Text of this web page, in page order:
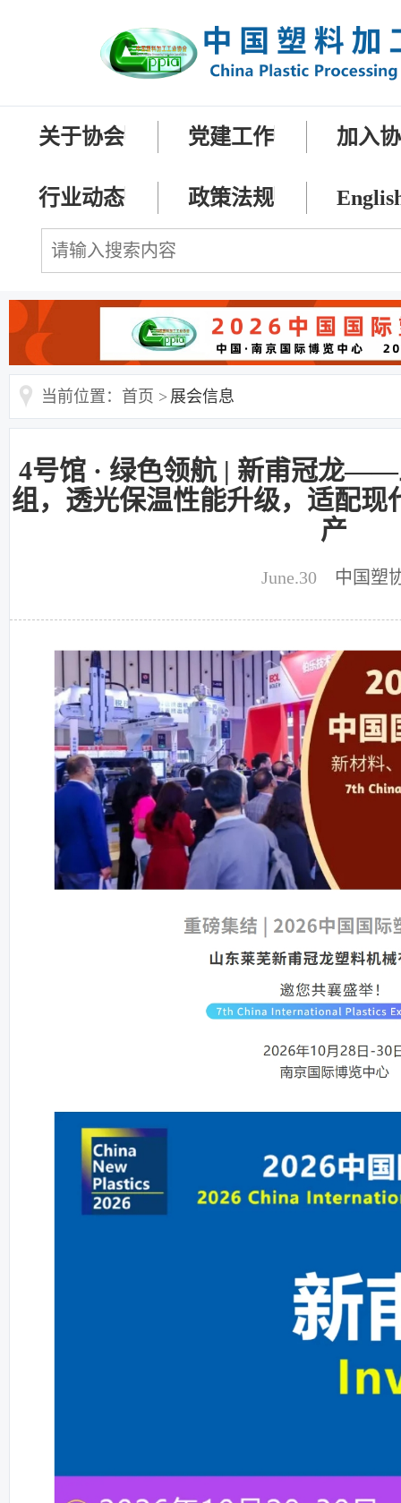
关于协会 党建工作 加入
行业动态 政策法规
当前位置：首页 > 展会信息
4号馆 · 绿色领航 | 新甫冠龙
组，透光保温性能升级，适配现
产
June.30 中国塑